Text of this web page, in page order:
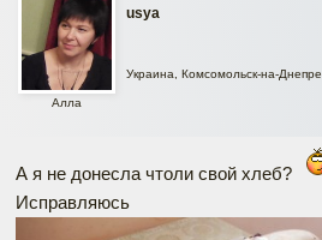
usya
Алла
Украина, Комсомольск-на-Днепре
А я не донесла чтоли свой хлеб?
Исправляюсь